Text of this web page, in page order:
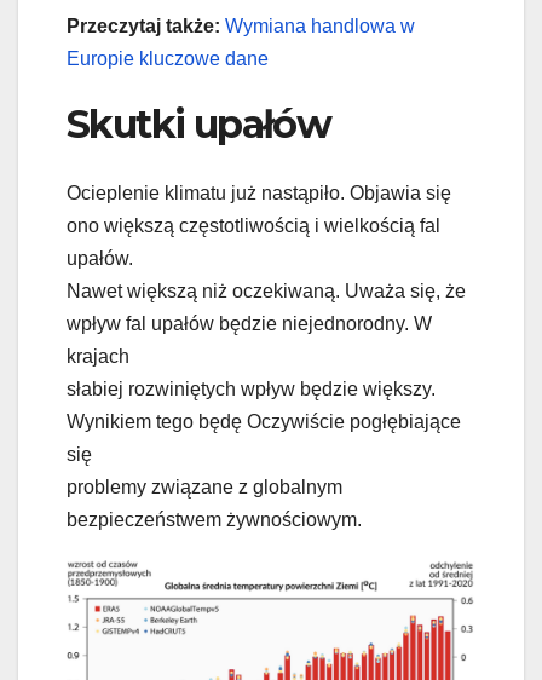
Przeczytaj także: Wymiana handlowa w
Europie kluczowe dane
Skutki upałów
Ocieplenie klimatu już nastąpiło. Objawia się
ono większą częstotliwością i wielkością fal
upałów.
Nawet większą niż oczekiwaną. Uważa się, że
wpływ fal upałów będzie niejednorodny. W
krajach
słabiej rozwiniętych wpływ będzie większy.
Wynikiem tego będę Oczywiście pogłębiające
się
problemy związane z globalnym
bezpieczeństwem żywnościowym.